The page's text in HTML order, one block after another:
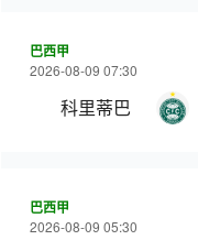
巴西甲
2026-08-09 07:30
科里蒂巴
巴西甲
2026-08-09 05:30